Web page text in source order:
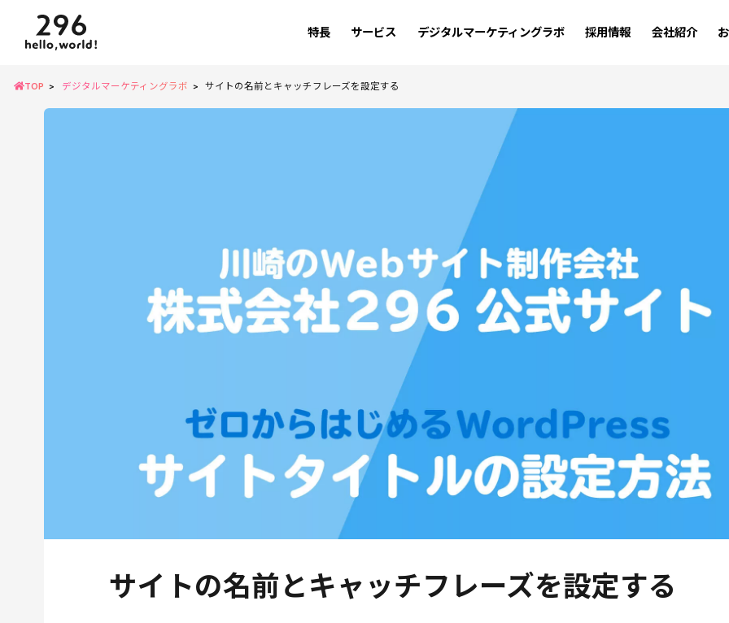
特長 サービス デジタルマーケティングラボ 採用情報 会社紹介
TOP デジタルマーケティングラボ サイトの名前とキャッチフレーズを設定する
サイトの名前とキャッチフレーズを設定する